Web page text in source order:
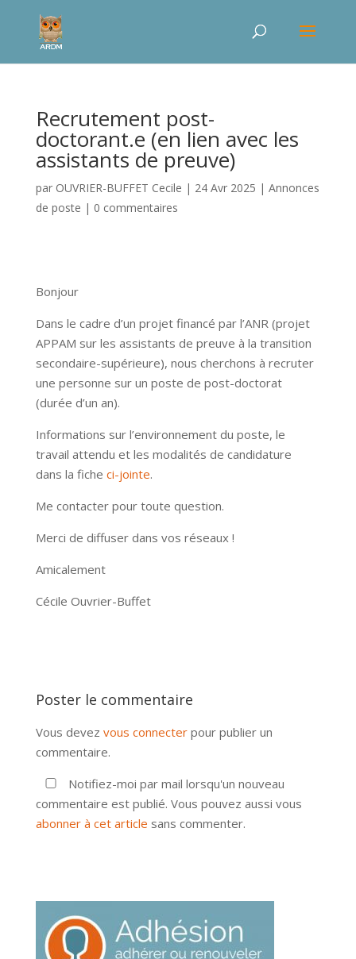
Recrutement post-
doctorant.e (en lien avec les
assistants de preuve)
par OUVRIER-BUFFET Cecile | 24 Avr 2025 | Annonces
de poste | 0 commentaires
Bonjour
Dans le cadre d’un projet financé par l’ANR (projet
APPAM sur les assistants de preuve à la transition
secondaire-supérieure), nous cherchons à recruter
une personne sur un poste de post-doctorat
(durée d’un an).
Informations sur l’environnement du poste, le
travail attendu et les modalités de candidature
dans la fiche ci-jointe.
Me contacter pour toute question.
Merci de diffuser dans vos réseaux !
Amicalement
Cécile Ouvrier-Buffet
Poster le commentaire
Vous devez vous connecterpour publier un
commentaire.
Notifiez-moi par mail lorsqu'un nouveau
commentaire est publié. Vous pouvez aussi vous
abonner à cet article sans commenter.